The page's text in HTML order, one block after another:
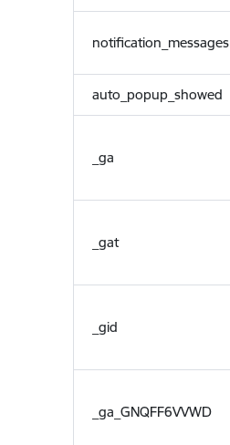
notification_messages
auto_popup_showed
_ga
_gat
_gid
_ga_GNQFF6VVWD